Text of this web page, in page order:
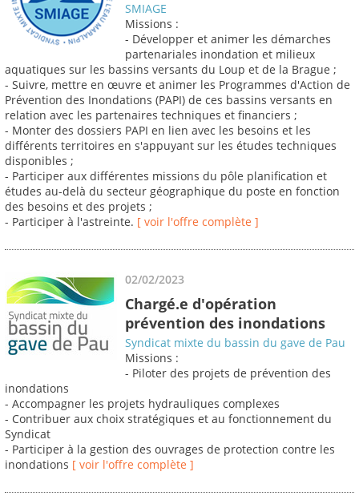
SMIAGE
Missions :
- Développer et animer les démarches
partenariales inondation et milieux
aquatiques sur les bassins versants du Loup et de la Brague ;
- Suivre, mettre en œuvre et animer les Programmes d'Action de
Prévention des Inondations (PAPI) de ces bassins versants en
relation avec les partenaires techniques et financiers ;
- Monter des dossiers PAPI en lien avec les besoins et les
différents territoires en s'appuyant sur les études techniques
disponibles ;
- Participer aux différentes missions du pôle planification et
études au-delà du secteur géographique du poste en fonction
des besoins et des projets ;
- Participer à l'astreinte. [ voir l'offre complète ]
02/02/2023
Chargé.e d'opération
prévention des inondations
Syndicat mixte du bassin du gave de Pau
Missions :
- Piloter des projets de prévention des
inondations
- Accompagner les projets hydrauliques complexes
- Contribuer aux choix stratégiques et au fonctionnement du
Syndicat
- Participer à la gestion des ouvrages de protection contre les
inondations [ voir l'offre complète ]